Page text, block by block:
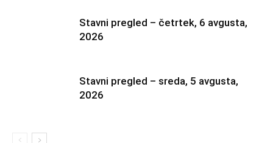
Stavni pregled – četrtek, 6 avgusta,
2026
Stavni pregled – sreda, 5 avgusta,
2026